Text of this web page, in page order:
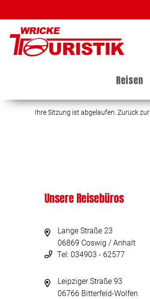
Reisen
Ihre Sitzung ist abgelaufen. Zurück zur
Unsere Reisebüros
Lange Straße 23
06869 Coswig / Anhalt
Tel: 034903 - 62577
Leipziger Straße 93
06766 Bitterfeld-Wolfen